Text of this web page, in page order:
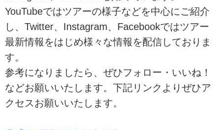
YouTubeではツアーの様子などを中心にご紹介
し、Twitter、Instagram、Facebookではツアー
最新情報をはじめ様々な情報を配信しておりま
す。
参考になりましたら、ぜひフォロー・いいね！
などお願いいたします。下記リンクよりぜひア
クセスお願いいたします。